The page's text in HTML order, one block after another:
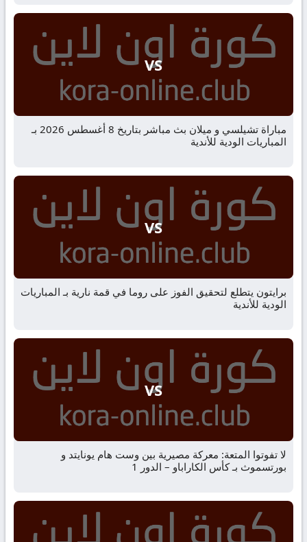
VS
مباراة تشيلسي و ميلان بث مباشر بتاريخ 8 أغسطس 2026 بـ
المباريات الودية للأندية
VS
برايتون يتطلع لتحقيق الفوز على روما في قمة نارية بـ المباريات
الودية للأندية
VS
لا تفوتوا المتعة: معركة مصيرية بين وست هام يونايتد و
بورتسموث بـ كأس الكاراباو – الدور 1